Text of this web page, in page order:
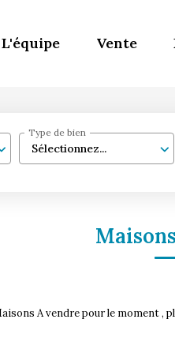
L'équipe Vente
Sélectionnez...
Type de bien
A vendre pour le moment ,